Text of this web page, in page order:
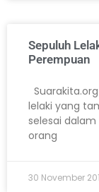
Sepuluh
Perempuan
lelaki yang
selesai
orang
30 November